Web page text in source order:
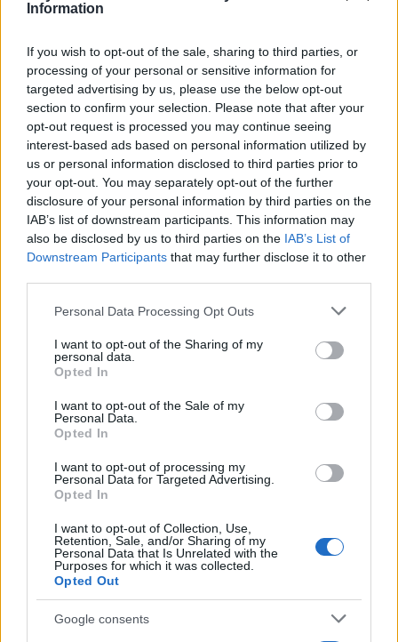
Information
If you wish to opt-out of the sale, sharing to third parties, or
processing of your personal or sensitive information for
targeted advertising by us, please use the below opt-out
section to confirm your selection. Please note that after your
opt-out request is processed you may continue seeing
interest-based ads based on personal information utilized by
us or personal information disclosed to third parties prior to
your opt-out. You may separately opt-out of the further
disclosure of your personal information by third parties on the
IAB’s list of downstream participants. This information may
also be disclosed by us to third parties on the IAB’s List of
Downstream Participants that may further disclose it to other
Please note that this website/app uses one or more Google
not limited to your visit or usage behaviour. You may click to
grant or deny consent to Google and its third-party tags to
use your data for below specified purposes in below Google
consent section.
Personal Data Processing Opt Outs
I want to opt-out of the Sharing of my
personal data.
Opted In
I want to opt-out of the Sale of my
Personal Data.
Opted In
I want to opt-out of processing my
Personal Data for Targeted Advertising.
Opted In
I want to opt-out of Collection, Use,
Retention, Sale, and/or Sharing of my
Personal Data that Is Unrelated with the
Purposes for which it was collected.
Opted Out
Google consents
dopo un incontro al Rifugio Garelli: oggi cura
storie di viaggio in chiave narrativa. In
redazione predilige longform, sostiene
l'attenzione al paesaggio e conserva un
taccuino logoro con mappe disegnate a
mano.
Continua a leggere